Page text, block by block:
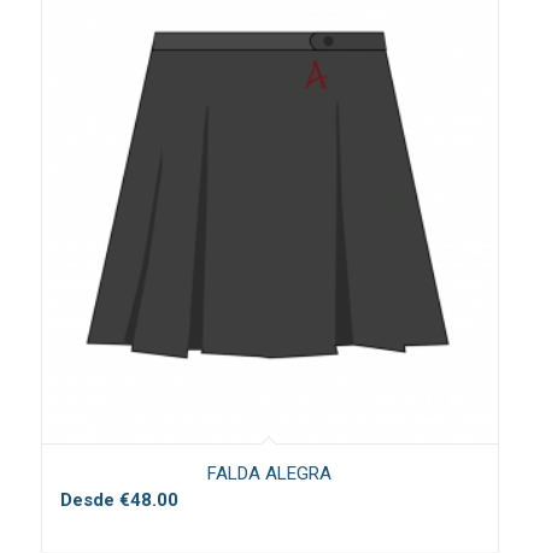
FALDA ALEGRA
Desde €48.00